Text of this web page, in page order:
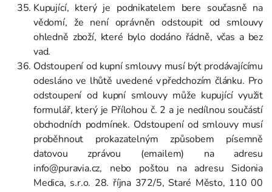
Kupující, který je podnikatelem bere současně na
vědomí, že není oprávněn odstoupit od smlouvy
ohledně zboží, které bylo dodáno řádně, včas a bez
vad.
Odstoupení od kupní smlouvy musí být prodávajícímu
odesláno ve lhůtě uvedené v předchozím článku. Pro
odstoupení od kupní smlouvy může kupující využit
formulář, který je Přílohou č. 2 a je nedílnou součástí
obchodních podmínek. Odstoupení od smlouvy musí
proběhnout prokazatelným způsobem písemně
datovou zprávou (emailem) na adresu
info@puravia.cz, nebo poštou na adresu Sidonia
Medica, s.r.o. 28. října 372/5, Staré Město, 110 00